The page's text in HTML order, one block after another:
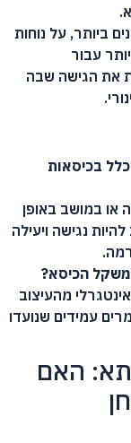
ביותר, על נוחות
עבור
את הגישה שבה
בכיסאות
או במושב באופן
נגישה ויעילה
הכיסא?
מהעיצוב
עמידים שנועדו
תא: האם